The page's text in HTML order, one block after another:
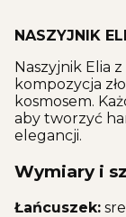
NASZYJNIK
Naszyjnik Elia
kompozycja
kosmosem.
aby tworzyć
elegancji.
Wymiary i
Łańcuszek: